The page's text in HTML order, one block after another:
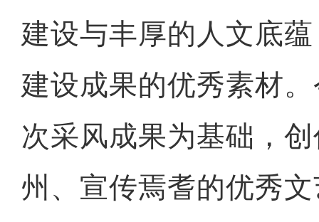
建设与丰厚的人文底
建设成果的优秀素材
次采风成果为基础，
州、宣传焉耆的优秀
新疆阿尔金山：多种珍稀野